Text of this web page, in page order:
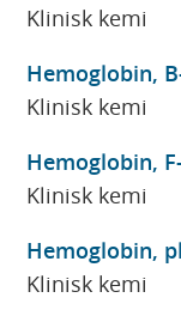
Klinisk kemi
Hemoglobin,
Klinisk kemi
Hemoglobin,
Klinisk kemi
Hemoglobin,
Klinisk kemi